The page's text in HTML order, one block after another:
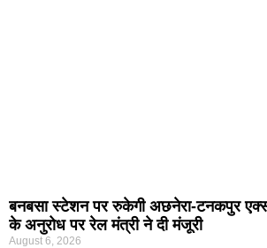
बनबसा स्टेशन पर रुकेगी अछनेरा-टनकपुर
के अनुरोध पर रेल मंत्री ने दी मंजूरी
August 6, 2026